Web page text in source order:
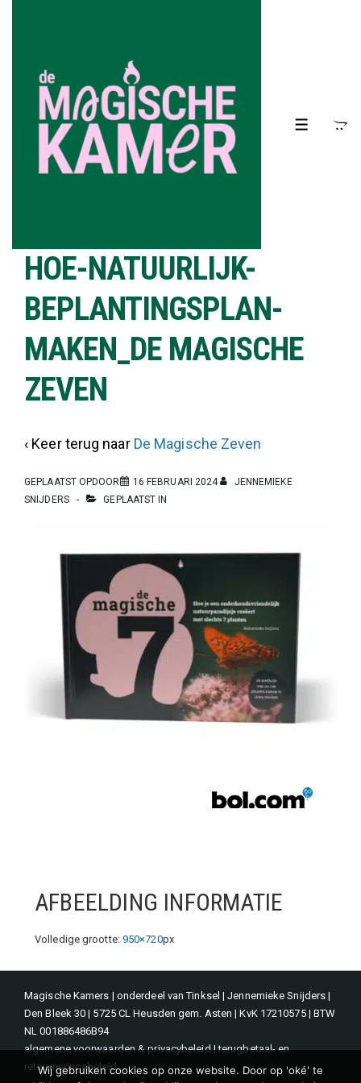
hoofdinhoud
MENU
HOE-NATUURLIJK-
BEPLANTINGSPLAN-
MAKEN_DE MAGISCHE
ZEVEN
‹ Keer terug naar De Magische Zeven
GEPLAATST OPDOOR 16 FEBRUARI 2024
JENNEMIEKE
SNIJDERS
GEPLAATST IN
AFBEELDING INFORMATIE
Volledige grootte: 950×720px
Magische Kamers | onderdeel van Tinksel | Jennemieke Snijders |
Den Bleek 30 | 5725 CL Heusden gem. Asten | KvK 17210575 | BTW
NL 001886486B94
algemene voorwaarden & privacybeleid|terugbetaal- en
retourneringsbeleid
Wij gebruiken cookies op onze website. Door op 'oké' te